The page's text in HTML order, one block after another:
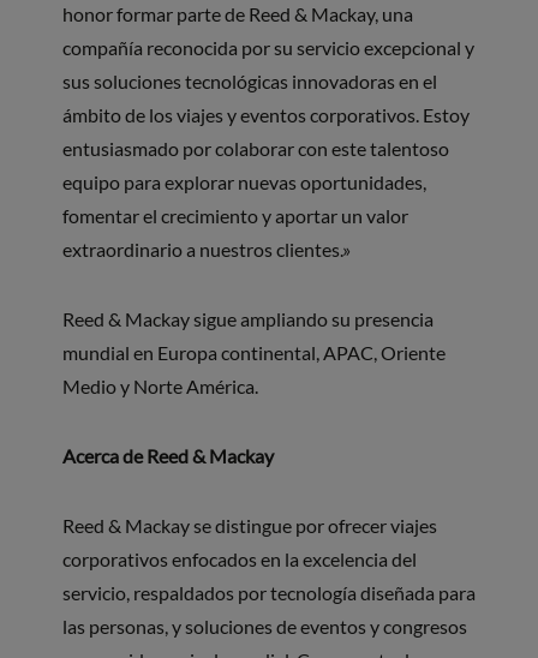
honor formar parte de Reed & Mackay, una
compañía reconocida por su servicio excepcional y
sus soluciones tecnológicas innovadoras en el
ámbito de los viajes y eventos corporativos. Estoy
entusiasmado por colaborar con este talentoso
equipo para explorar nuevas oportunidades,
fomentar el crecimiento y aportar un valor
extraordinario a nuestros clientes.»
Reed & Mackay sigue ampliando su presencia
mundial en Europa continental, APAC, Oriente
Medio y Norte América.
Acerca de Reed & Mackay
Reed & Mackay se distingue por ofrecer viajes
corporativos enfocados en la excelencia del
servicio, respaldados por tecnología diseñada para
las personas, y soluciones de eventos y congresos